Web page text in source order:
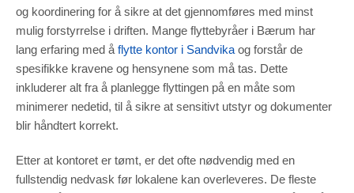
og koordinering for å sikre at det gjennomføres med minst
mulig forstyrrelse i driften. Mange flyttebyråer i Bærum har
lang erfaring med å flytte kontor i Sandvika og forstår de
spesifikke kravene og hensynene som må tas. Dette
inkluderer alt fra å planlegge flyttingen på en måte som
minimerer nedetid, til å sikre at sensitivt utstyr og dokumenter
blir håndtert korrekt.
Etter at kontoret er tømt, er det ofte nødvendig med en
fullstendig nedvask før lokalene kan overleveres. De fleste